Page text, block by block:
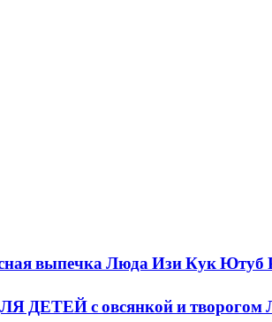
выпечка Люда Изи Кук Ютуб
ДЕТЕЙ с овсянкой и творогом